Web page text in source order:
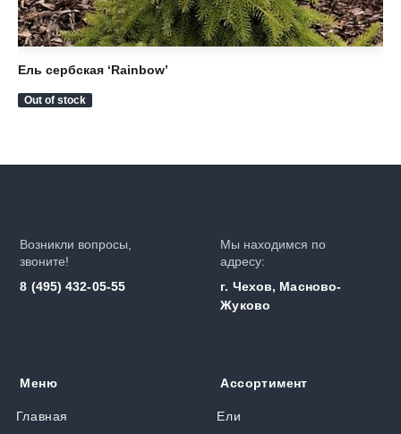
Ель сербская ‘Rainbow’
Out of stock
Возникли вопросы,
звоните!
8 (495) 432-05-55
Мы находимся по
адресу:
г. Чехов, Масново-
Жуково
Главная
Меню
Ели
Ассортимент